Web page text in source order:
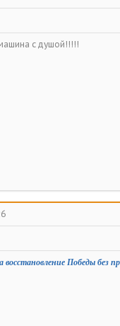
с душой!!!!!
восстановление Победы без